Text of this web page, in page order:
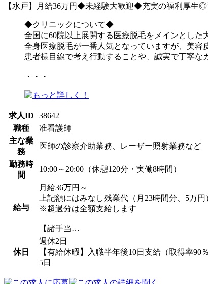
【水戸】月給36万円◆未経験大歓迎◆充実の福利厚生
◆クリニックについて◆
全国に60院以上展開する医療脱毛をメインとした
全身医療脱毛が一番人気となっていますが、美容
患者様目線で考え行動することや、誠実で丁寧な
・・・
求人ID
38642
職種
准看護師
主な業
務
医師の診察介助業務、レーザー照射業務など
勤務時
間
10:00～20:00（休憩120分・実働8時間）
給与
月給36万円～
上記額にはみなし残業代（月23時間分、5万円
※超過分は全額支給します
【諸手当…
休日
週休2日
【有給休暇】入職半年後10日支給（取得率
5日